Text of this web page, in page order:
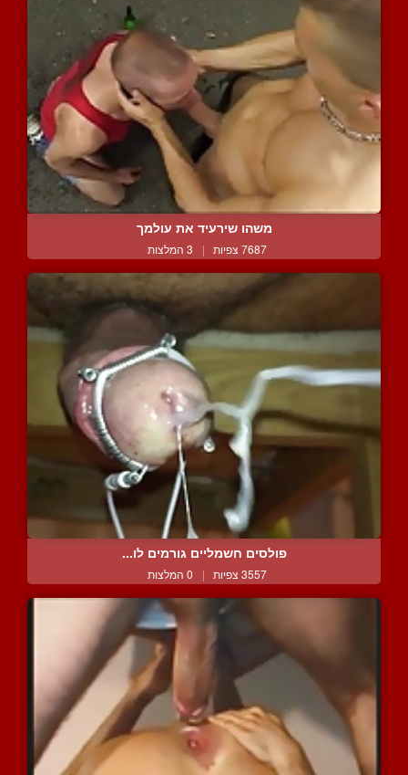
משהו שירעיד את עולמך
7687 צפיות | 3 המלצות
פולסים חשמליים גורמים לו...
3557 צפיות | 0 המלצות